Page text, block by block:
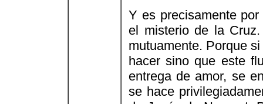
Y es precisamente
el misterio de la
mutuamente. Porque
hacer sino que este
entrega de amor, se
se hace